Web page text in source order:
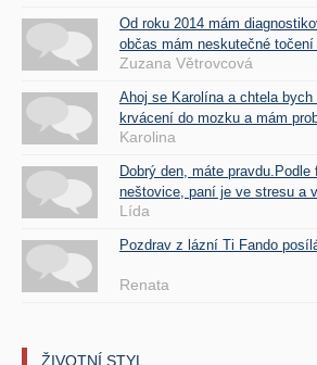
Od roku 2014 mám
občas mám neskutečné
Zuzana Větrovcová
Ahoj se Karolína a chtela
krvácení do mozku a mám
Karolina
Dobrý den, máte
neštovice, paní je ve stresu a
Lída
Pozdrav z lázní Ti Fando
Renata
ŽIVOTNÍ STYL